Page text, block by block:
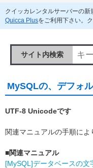
クイッカレンタルサーバーの
Quicca Plusをご利用下さい。
サイト内検索
MySQLの、デフォ
UTF-8 Unicodeです
関連マニュアルの手順によ
■関連マニュアル
[MySQL]データベースの